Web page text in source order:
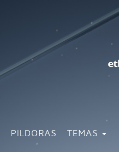
PILDORAS TEMAS